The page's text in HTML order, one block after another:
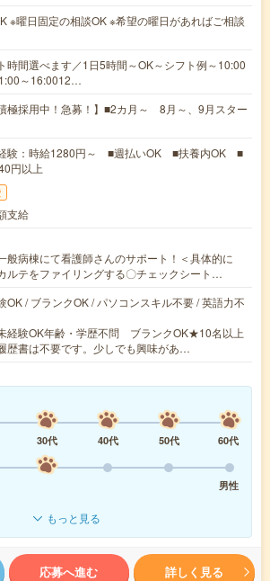
※曜日固定の相談OK ※希望の曜日があればご相談
時間選べます／1日5時間～OK～シフト例～10:00
～16:0012…
極採用中！急募！】■2カ月～ 8月～、9月スター
験：時給1280円～ ■週払いOK ■扶養内OK ■
円以上
支給
般病棟にて看護師さんのサポート！＜具体的に
ルテをファイリングする〇チェックシート…
OK / ブランクOK / パソコンスキル不要 / 英語力不
経験OK年齢・学歴不問 ブランクOK★10名以上
歴書は不要です。少しでも興味があ…
30代 40代 50代
60代
男性
もっと見る
応募へ進む 詳しく見る